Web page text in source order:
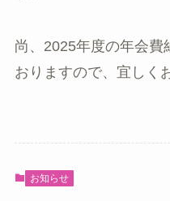
尚、2025年度の年会費
おりますので、宜しく
お知らせ